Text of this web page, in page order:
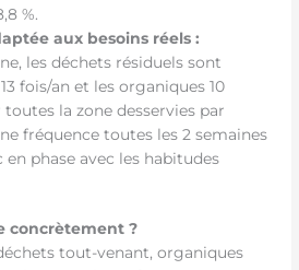
%.
aux besoins réels :
les déchets résiduels sont
fois/an et les organiques 10
toutes la zone desservies par
fréquence toutes les 2 semaines
en phase avec les habitudes
concrètement ?
tout-venant, organiques